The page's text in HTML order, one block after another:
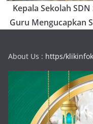
Kepala Sekolah
Guru Mengucapkan
About Us : https/